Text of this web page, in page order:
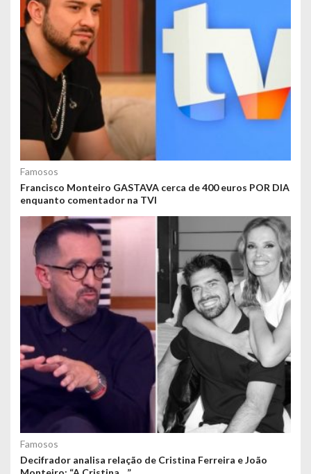
Famosos
Francisco Monteiro GASTAVA cerca de 400 euros POR DIA
enquanto comentador na TVI
Famosos
Decifrador analisa relação de Cristina Ferreira e João